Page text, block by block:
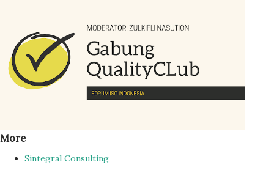
More
Sintegral Consulting